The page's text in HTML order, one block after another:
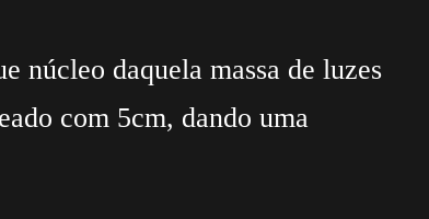
núcleo daquela massa de luzes
com 5cm, dando uma